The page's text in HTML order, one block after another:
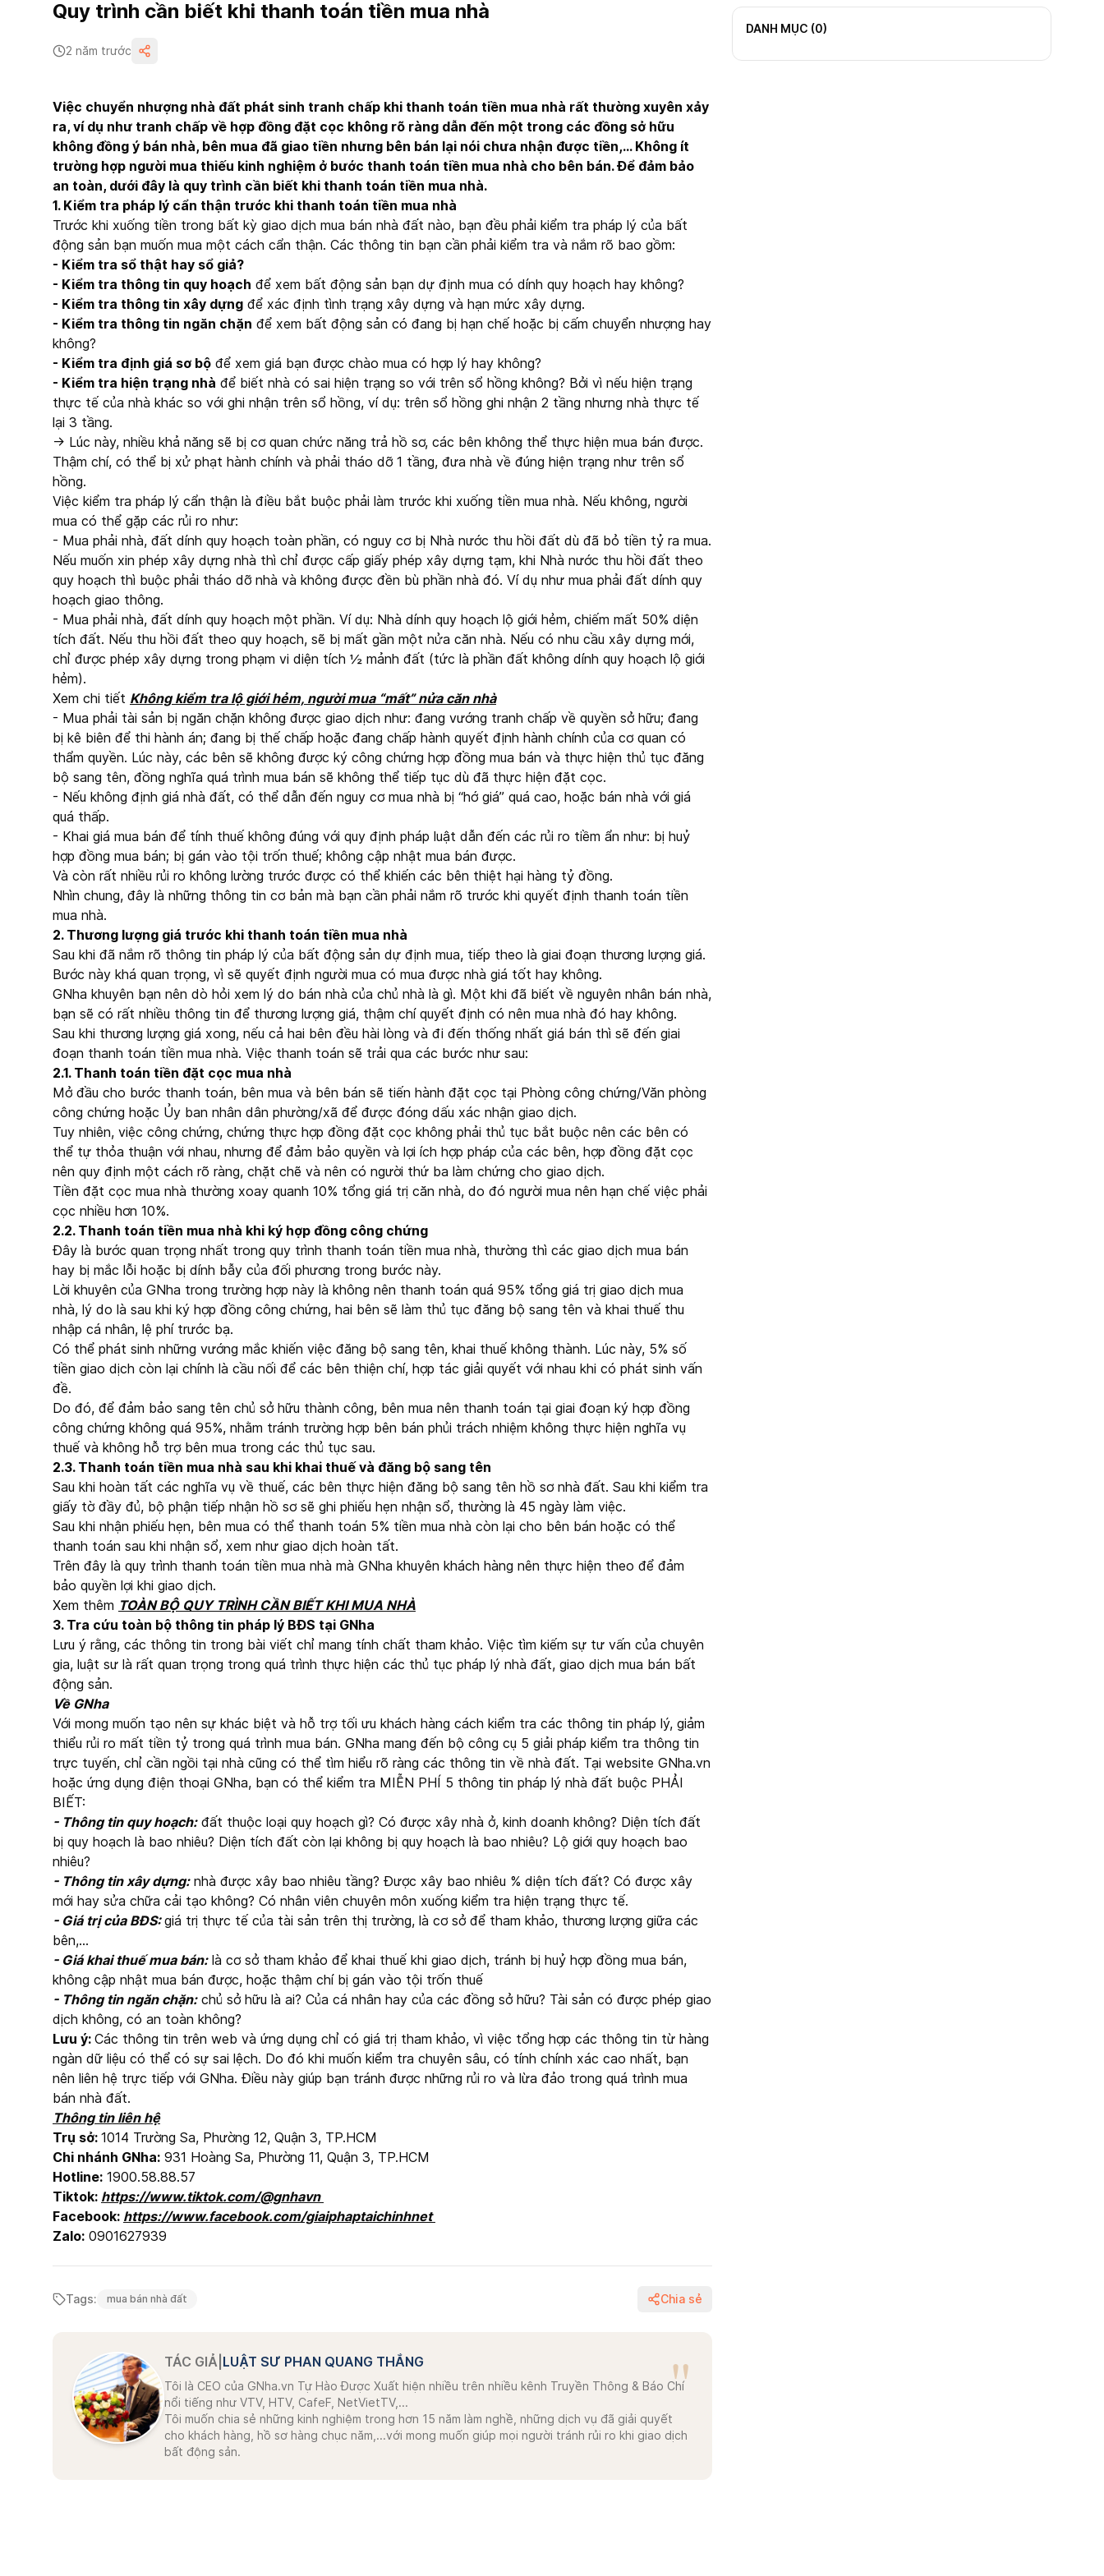
Quy trình cần biết khi thanh toán tiền mua nhà
2 năm trước
Việc chuyển nhượng nhà đất phát sinh tranh chấp khi thanh toán tiền mua nhà rất thường xuyên xảy
ra, ví dụ như tranh chấp về hợp đồng đặt cọc không rõ ràng dẫn đến một trong các đồng sở hữu
không đồng ý bán nhà, bên mua đã giao tiền nhưng bên bán lại nói chưa nhận được tiền,... Không ít
trường hợp người mua thiếu kinh nghiệm ở bước thanh toán tiền mua nhà cho bên bán. Để đảm bảo
an toàn, dưới đây là quy trình cần biết khi thanh toán tiền mua nhà.
1. Kiểm tra pháp lý cẩn thận trước khi thanh toán tiền mua nhà
Trước khi xuống tiền trong bất kỳ giao dịch mua bán nhà đất nào, bạn đều phải kiểm tra pháp lý của bất
động sản bạn muốn mua một cách cẩn thận. Các thông tin bạn cần phải kiểm tra và nắm rõ bao gồm:
- Kiểm tra sổ thật hay sổ giả?
- Kiểm tra thông tin quy hoạch để xem bất động sản bạn dự định mua có dính quy hoạch hay không?
- Kiểm tra thông tin xây dựng để xác định tình trạng xây dựng và hạn mức xây dựng.
- Kiểm tra thông tin ngăn chặn để xem bất động sản có đang bị hạn chế hoặc bị cấm chuyển nhượng hay
không?
- Kiểm tra định giá sơ bộ để xem giá bạn được chào mua có hợp lý hay không?
- Kiểm tra hiện trạng nhà để biết nhà có sai hiện trạng so với trên sổ hồng không? Bởi vì nếu hiện trạng
thực tế của nhà khác so với ghi nhận trên sổ hồng, ví dụ: trên sổ hồng ghi nhận 2 tầng nhưng nhà thực tế
lại 3 tầng.
→ Lúc này, nhiều khả năng sẽ bị cơ quan chức năng trả hồ sơ, các bên không thể thực hiện mua bán được.
Thậm chí, có thể bị xử phạt hành chính và phải tháo dỡ 1 tầng, đưa nhà về đúng hiện trạng như trên sổ
hồng.
Việc kiểm tra pháp lý cẩn thận là điều bắt buộc phải làm trước khi xuống tiền mua nhà. Nếu không, người
mua có thể gặp các rủi ro như:
- Mua phải nhà, đất dính quy hoạch toàn phần, có nguy cơ bị Nhà nước thu hồi đất dù đã bỏ tiền tỷ ra mua.
Nếu muốn xin phép xây dựng nhà thì chỉ được cấp giấy phép xây dựng tạm, khi Nhà nước thu hồi đất theo
quy hoạch thì buộc phải tháo dỡ nhà và không được đền bù phần nhà đó. Ví dụ như mua phải đất dính quy
hoạch giao thông.
- Mua phải nhà, đất dính quy hoạch một phần. Ví dụ: Nhà dính quy hoạch lộ giới hẻm, chiếm mất 50% diện
tích đất. Nếu thu hồi đất theo quy hoạch, sẽ bị mất gần một nửa căn nhà. Nếu có nhu cầu xây dựng mới,
chỉ được phép xây dựng trong phạm vi diện tích ½ mảnh đất (tức là phần đất không dính quy hoạch lộ giới
hẻm).
Xem chi tiết Không kiểm tra lộ giới hẻm, người mua “mất” nửa căn nhà
- Mua phải tài sản bị ngăn chặn không được giao dịch như: đang vướng tranh chấp về quyền sở hữu; đang
bị kê biên để thi hành án; đang bị thế chấp hoặc đang chấp hành quyết định hành chính của cơ quan có
thẩm quyền. Lúc này, các bên sẽ không được ký công chứng hợp đồng mua bán và thực hiện thủ tục đăng
bộ sang tên, đồng nghĩa quá trình mua bán sẽ không thể tiếp tục dù đã thực hiện đặt cọc.
- Nếu không định giá nhà đất, có thể dẫn đến nguy cơ mua nhà bị “hớ giá” quá cao, hoặc bán nhà với giá
quá thấp.
- Khai giá mua bán để tính thuế không đúng với quy định pháp luật dẫn đến các rủi ro tiềm ẩn như: bị huỷ
hợp đồng mua bán; bị gán vào tội trốn thuế; không cập nhật mua bán được.
Và còn rất nhiều rủi ro không lường trước được có thể khiến các bên thiệt hại hàng tỷ đồng.
Nhìn chung, đây là những thông tin cơ bản mà bạn cần phải nắm rõ trước khi quyết định thanh toán tiền
mua nhà.
2. Thương lượng giá trước khi thanh toán tiền mua nhà
Sau khi đã nắm rõ thông tin pháp lý của bất động sản dự định mua, tiếp theo là giai đoạn thương lượng giá.
Bước này khá quan trọng, vì sẽ quyết định người mua có mua được nhà giá tốt hay không.
GNha khuyên bạn nên dò hỏi xem lý do bán nhà của chủ nhà là gì. Một khi đã biết về nguyên nhân bán nhà,
bạn sẽ có rất nhiều thông tin để thương lượng giá, thậm chí quyết định có nên mua nhà đó hay không.
Sau khi thương lượng giá xong, nếu cả hai bên đều hài lòng và đi đến thống nhất giá bán thì sẽ đến giai
đoạn thanh toán tiền mua nhà. Việc thanh toán sẽ trải qua các bước như sau:
2.1. Thanh toán tiền đặt cọc mua nhà
Mở đầu cho bước thanh toán, bên mua và bên bán sẽ tiến hành đặt cọc tại Phòng công chứng/Văn phòng
công chứng hoặc Ủy ban nhân dân phường/xã để được đóng dấu xác nhận giao dịch.
Tuy nhiên, việc công chứng, chứng thực hợp đồng đặt cọc không phải thủ tục bắt buộc nên các bên có
thể tự thỏa thuận với nhau, nhưng để đảm bảo quyền và lợi ích hợp pháp của các bên, hợp đồng đặt cọc
nên quy định một cách rõ ràng, chặt chẽ và nên có người thứ ba làm chứng cho giao dịch.
Tiền đặt cọc mua nhà thường xoay quanh 10% tổng giá trị căn nhà, do đó người mua nên hạn chế việc phải
cọc nhiều hơn 10%.
2.2. Thanh toán tiền mua nhà khi ký hợp đồng công chứng
Đây là bước quan trọng nhất trong quy trình thanh toán tiền mua nhà, thường thì các giao dịch mua bán
hay bị mắc lỗi hoặc bị dính bẫy của đối phương trong bước này.
Lời khuyên của GNha trong trường hợp này là không nên thanh toán quá 95% tổng giá trị giao dịch mua
nhà, lý do là sau khi ký hợp đồng công chứng, hai bên sẽ làm thủ tục đăng bộ sang tên và khai thuế thu
nhập cá nhân, lệ phí trước bạ.
Có thể phát sinh những vướng mắc khiến việc đăng bộ sang tên, khai thuế không thành. Lúc này, 5% số
tiền giao dịch còn lại chính là cầu nối để các bên thiện chí, hợp tác giải quyết với nhau khi có phát sinh vấn
đề.
Do đó, để đảm bảo sang tên chủ sở hữu thành công, bên mua nên thanh toán tại giai đoạn ký hợp đồng
công chứng không quá 95%, nhằm tránh trường hợp bên bán phủi trách nhiệm không thực hiện nghĩa vụ
thuế và không hỗ trợ bên mua trong các thủ tục sau.
2.3. Thanh toán tiền mua nhà sau khi khai thuế và đăng bộ sang tên
Sau khi hoàn tất các nghĩa vụ về thuế, các bên thực hiện đăng bộ sang tên hồ sơ nhà đất. Sau khi kiểm tra
giấy tờ đầy đủ, bộ phận tiếp nhận hồ sơ sẽ ghi phiếu hẹn nhận sổ, thường là 45 ngày làm việc.
Sau khi nhận phiếu hẹn, bên mua có thể thanh toán 5% tiền mua nhà còn lại cho bên bán hoặc có thể
thanh toán sau khi nhận sổ, xem như giao dịch hoàn tất.
Trên đây là quy trình thanh toán tiền mua nhà mà GNha khuyên khách hàng nên thực hiện theo để đảm
bảo quyền lợi khi giao dịch.
Xem thêm TOÀN BỘ QUY TRÌNH CẦN BIẾT KHI MUA NHÀ
3. Tra cứu toàn bộ thông tin pháp lý BĐS tại GNha
Lưu ý rằng, các thông tin trong bài viết chỉ mang tính chất tham khảo. Việc tìm kiếm sự tư vấn của chuyên
gia, luật sư là rất quan trọng trong quá trình thực hiện các thủ tục pháp lý nhà đất, giao dịch mua bán bất
động sản.
Về GNha
Với mong muốn tạo nên sự khác biệt và hỗ trợ tối ưu khách hàng cách kiểm tra các thông tin pháp lý, giảm
thiểu rủi ro mất tiền tỷ trong quá trình mua bán. GNha mang đến bộ công cụ 5 giải pháp kiểm tra thông tin
trực tuyến, chỉ cần ngồi tại nhà cũng có thể tìm hiểu rõ ràng các thông tin về nhà đất. Tại website GNha.vn
hoặc ứng dụng điện thoại GNha, bạn có thể kiểm tra MIỄN PHÍ 5 thông tin pháp lý nhà đất buộc PHẢI
BIẾT:
- Thông tin quy hoạch:đất thuộc loại quy hoạch gì? Có được xây nhà ở, kinh doanh không? Diện tích đất
bị quy hoạch là bao nhiêu? Diện tích đất còn lại không bị quy hoạch là bao nhiêu? Lộ giới quy hoạch bao
nhiêu?
- Thông tin xây dựng:nhà được xây bao nhiêu tầng? Được xây bao nhiêu % diện tích đất? Có được xây
mới hay sửa chữa cải tạo không? Có nhân viên chuyên môn xuống kiểm tra hiện trạng thực tế.
- Giá trị của BĐS:giá trị thực tế của tài sản trên thị trường, là cơ sở để tham khảo, thương lượng giữa các
bên,…
- Giá khai thuế mua bán:là cơ sở tham khảo để khai thuế khi giao dịch, tránh bị huỷ hợp đồng mua bán,
không cập nhật mua bán được, hoặc thậm chí bị gán vào tội trốn thuế
- Thông tin ngăn chặn:chủ sở hữu là ai? Của cá nhân hay của các đồng sở hữu? Tài sản có được phép giao
dịch không, có an toàn không?
Lưu ý: Các thông tin trên web và ứng dụng chỉ có giá trị tham khảo, vì việc tổng hợp các thông tin từ hàng
ngàn dữ liệu có thể có sự sai lệch. Do đó khi muốn kiểm tra chuyên sâu, có tính chính xác cao nhất, bạn
nên liên hệ trực tiếp với GNha. Điều này giúp bạn tránh được những rủi ro và lừa đảo trong quá trình mua
bán nhà đất.
Thông tin liên hệ
Trụ sở: 1014 Trường Sa, Phường 12, Quận 3, TP.HCM
Chi nhánh GNha: 931 Hoàng Sa, Phường 11, Quận 3, TP.HCM
Hotline: 1900.58.88.57
Tiktok: https://www.tiktok.com/@gnhavn
Facebook: https://www.facebook.com/giaiphaptaichinhnet
Zalo: 0901627939
Tags: mua bán nhà đất Chia sẻ
TÁC GIẢ LUẬT SƯ PHAN QUANG THẮNG
Tôi là CEO của GNha.vn Tự Hào Được Xuất hiện nhiều trên nhiều kênh Truyền Thông & Báo Chí
nổi tiếng như VTV, HTV, CafeF, NetVietTV,...
Tôi muốn chia sẻ những kinh nghiệm trong hơn 15 năm làm nghề, những dịch vụ đã giải quyết
cho khách hàng, hồ sơ hàng chục năm,...với mong muốn giúp mọi người tránh rủi ro khi giao dịch
bất động sản.
"
DANH MỤC (0)